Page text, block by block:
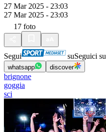
27 Mar 2025 - 23:03
27 Mar 2025 - 23:03
17 foto
Segui suSeguici su
whatsapp discover
brignone
goggia
sci